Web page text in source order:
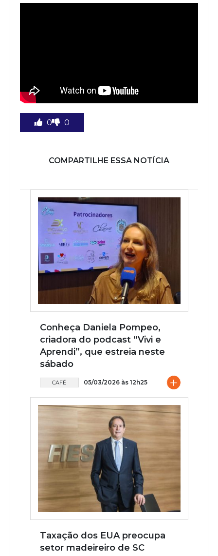
0 0
COMPARTILHE ESSA NOTÍCIA
Conheça Daniela Pompeo,
criadora do podcast “Vivi e
Aprendi”, que estreia neste
sábado
CAFÉ 05/03/2026 às 12h25 +
Taxação dos EUA preocupa
setor madeireiro de SC